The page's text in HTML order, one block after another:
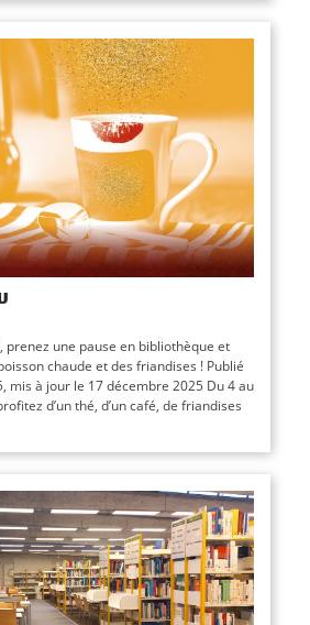
prenez une pause en bibliothèque et
chaude et des friandises ! Publié
mis à jour le 17 décembre 2025 Du 4 au
d’un thé, d’un café, de friandises